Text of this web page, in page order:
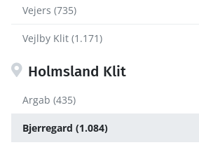
Vejers (735)
Vejlby Klit (1.171)
Holmsland Klit
Argab (435)
Bjerregard (1.084)